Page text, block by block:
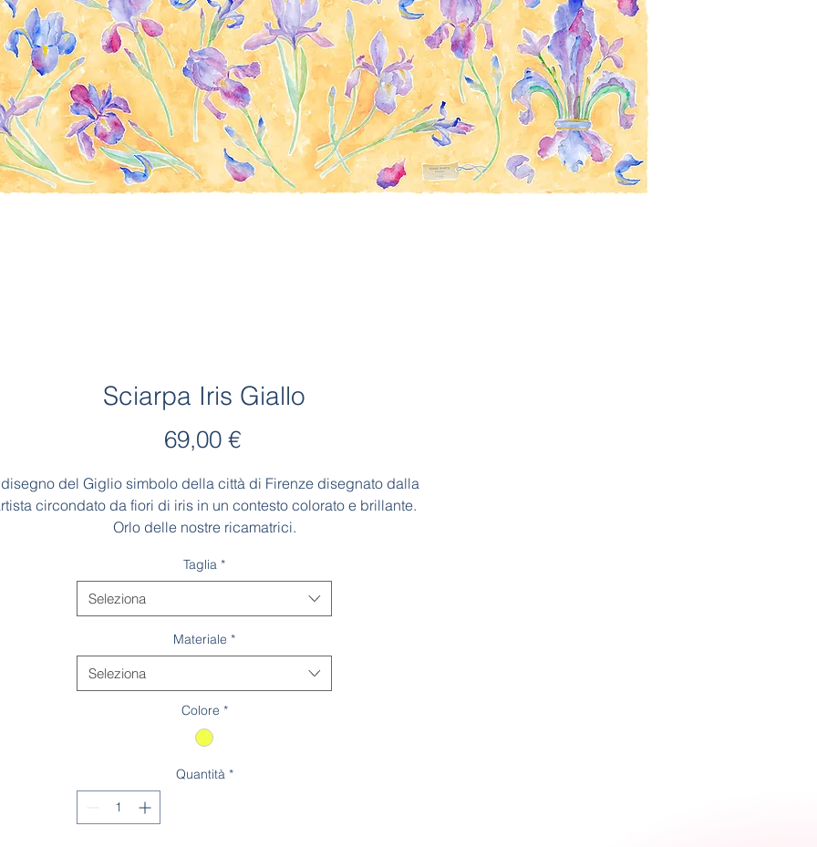
Sciarpa Iris Giallo
69,00 €Prezzo
del Giglio simbolo della città di Firenze disegnato dalla
circondato da fiori di iris in un contesto colorato e brillante.
Orlo delle nostre ricamatrici.
Made in Italy
Taglia *
Seleziona
Materiale *
Seleziona
Colore *
Quantità *